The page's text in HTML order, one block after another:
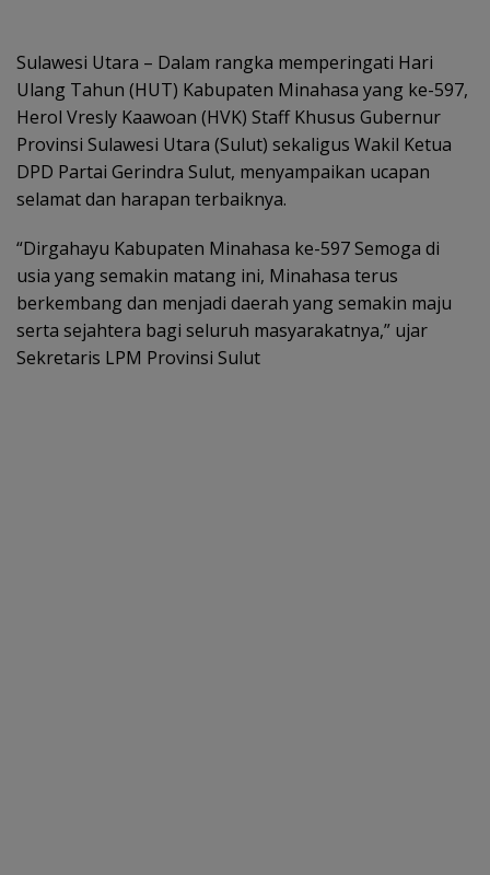
Sulawesi Utara – Dalam rangka memperingati Hari
Ulang Tahun (HUT) Kabupaten Minahasa yang ke-597,
Herol Vresly Kaawoan (HVK) Staff Khusus Gubernur
Provinsi Sulawesi Utara (Sulut) sekaligus Wakil Ketua
DPD Partai Gerindra Sulut, menyampaikan ucapan
selamat dan harapan terbaiknya.
“Dirgahayu Kabupaten Minahasa ke-597 Semoga di
usia yang semakin matang ini, Minahasa terus
berkembang dan menjadi daerah yang semakin maju
serta sejahtera bagi seluruh masyarakatnya,” ujar
Sekretaris LPM Provinsi Sulut